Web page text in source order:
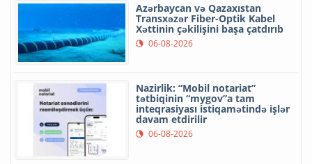
Azərbaycan və Qazaxıstan
Transxəzər Fiber-Optik Kabel
Xəttinin çəkilişini başa çatdırıb
06-08-2026
Nazirlik: “Mobil notariat”
tətbiqinin “mygov”a tam
inteqrasiyası istiqamətində işlər
davam etdirilir
06-08-2026